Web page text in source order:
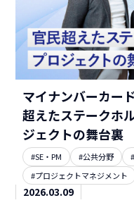
マイナンバーカー
超えたステークホ
ジェクトの舞台裏
#SE・PM #公共分野
#プロジェクトマネジメント
2026.03.09